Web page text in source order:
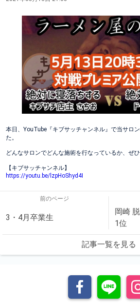
本日、YouTube『キブサッチャンネル』で当サロ
た。
どんなサロンでどんな施術を行なっているか、ぜひ
【キブサッチャンネル】
https://youtu.be/lzpHoShyd4I
前のページ
3・4月卒業生
岡崎
1位
記事一覧を見る